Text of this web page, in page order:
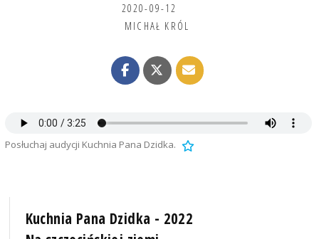
2020-09-12
MICHAŁ KRÓL
Posłuchaj audycji Kuchnia Pana Dzidka.
Kuchnia Pana Dzidka - 2022